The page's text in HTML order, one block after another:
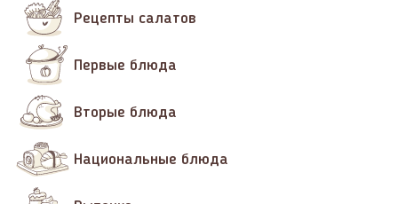
Рецепты салатов
Первые блюда
Вторые блюда
Национальные блюда